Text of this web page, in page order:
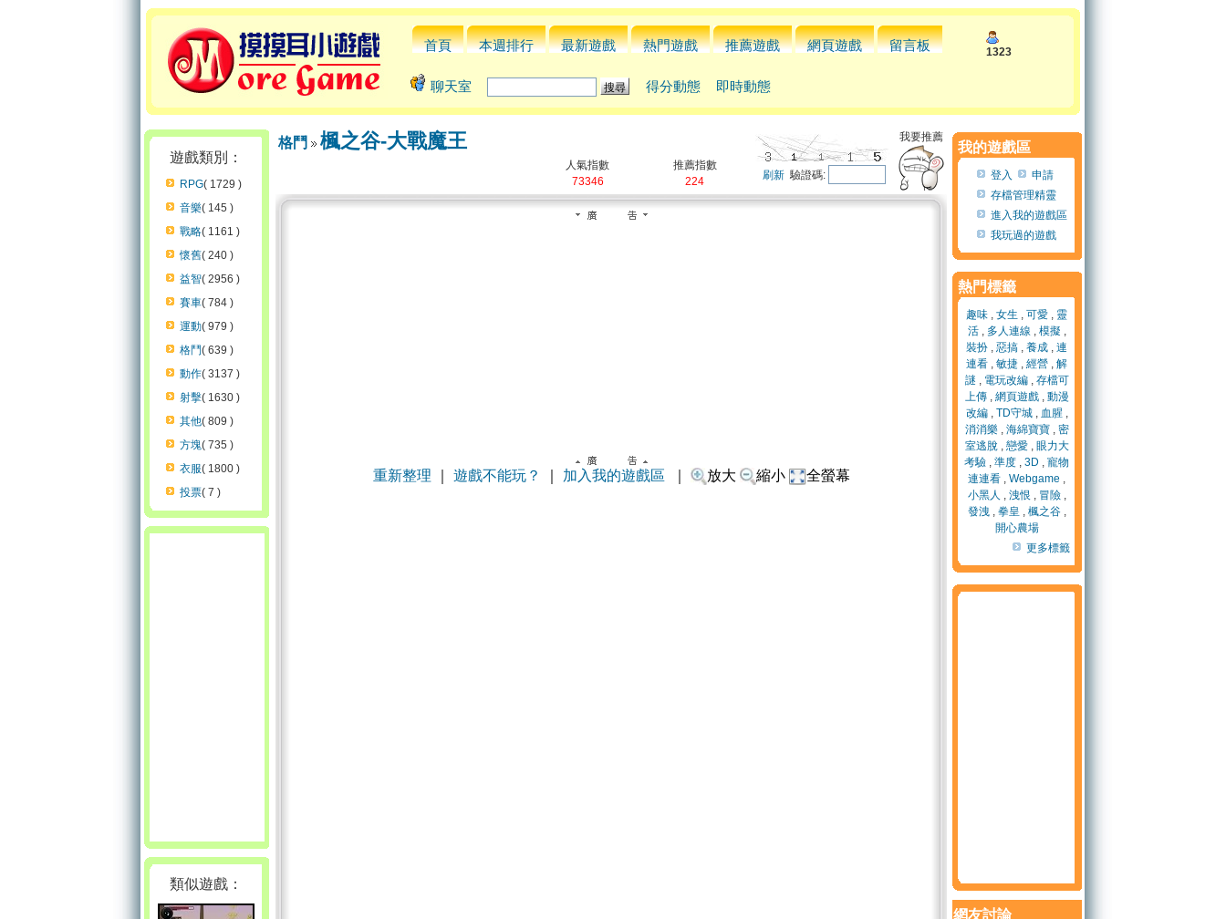
首頁 本週排行 最新遊戲 熱門遊戲 推薦遊戲 網頁遊戲 留言板 1323
聊天室 得分動態 即時動態
遊戲類別：
RPG( 1729 )
音樂( 145 )
戰略( 1161 )
懷舊( 240 )
益智( 2956 )
賽車( 784 )
運動( 979 )
格鬥( 639 )
動作( 3137 )
射擊( 1630 )
其他( 809 )
方塊( 735 )
衣服( 1800 )
投票( 7 )
類似遊戲：
格鬥 楓之谷-大戰魔王
人氣指數
73346
推薦指數
224
刷新驗證碼:
我要推薦
重新整理 遊戲不能玩？ 加入我的遊戲區 放大 縮小 全螢幕
我的遊戲區
登入
申請
存檔管理精靈
進入我的遊戲區
我玩過的遊戲
熱門標籤
趣味 , 女生 , 可愛 , 靈
活, 多人連線 , 模擬 ,
裝扮 , 惡搞 , 養成 , 連
連看 , 敏捷 , 經營 , 解
謎 , 電玩改編, 存檔可
上傳, 網頁遊戲, 動漫
改編, TD守城, 血腥 ,
消消樂, 海綿寶寶, 密
室逃脫, 戀愛, 眼力大
考驗 , 準度 , 3D , 寵物
連連看 , Webgame ,
小黑人 , 洩恨 , 冒險,
發洩, 拳皇 , 楓之谷,
開心農場
更多標籤
網友討論